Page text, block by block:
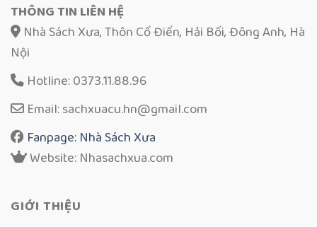
THÔNG TIN LIÊN HỆ
Nhà Sách Xưa, Thôn Cổ Điển, Hải Bối, Đông Anh, Hà
Nội
Hotline: 0373.11.88.96
Email: sachxuacu.hn@gmail.com
Fanpage: Nhà Sách Xưa
Website: Nhasachxua.com
GIỚI THIỆU